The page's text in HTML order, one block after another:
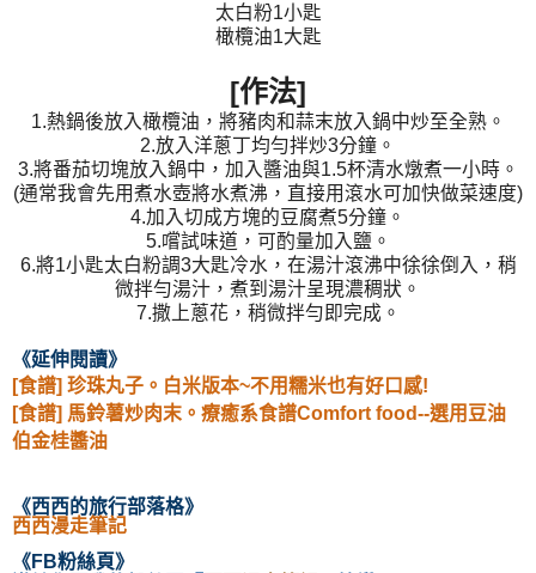
太白粉1小匙
橄欖油1大匙
[作法]
1.熱鍋後放入橄欖油，將豬肉和蒜末放入鍋中炒至全熟。
2.放入洋蔥丁均勻拌炒3分鐘。
3.將番茄切塊放入鍋中，加入醬油與1.5杯清水燉煮一小時。
(通常我會先用煮水壺將水煮沸，直接用滾水可加快做菜速度)
4.加入切成方塊的豆腐煮5分鐘。
5.嚐試味道，可酌量加入鹽。
6.將1小匙太白粉調3大匙冷水，在湯汁滾沸中徐徐倒入，稍
微拌勻湯汁，煮到湯汁呈現濃稠狀。
7.撒上蔥花，稍微拌勻即完成。
《延伸閱讀》
[食譜] 珍珠丸子。白米版本~不用糯米也有好口感!
[食譜] 馬鈴薯炒肉末。療癒系食譜Comfort food--選用豆油
伯金桂醬油
《西西的旅行部落格》
西西漫走筆記
《FB粉絲頁》